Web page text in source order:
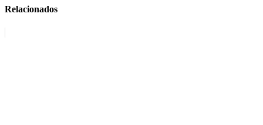
Relacionados